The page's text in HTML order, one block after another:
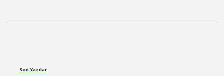
Son Yazılar